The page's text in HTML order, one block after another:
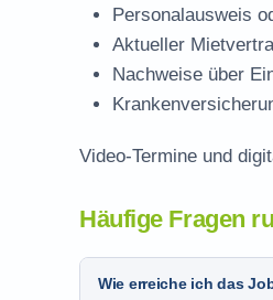
Personalausweis
Aktueller
Nachweise über
Video-Termine und
Häufige Fragen
Wie erreiche ich das